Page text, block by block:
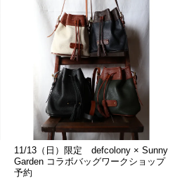
11/13（日）限定 defcolony × Sunny
Garden コラボバッグワークショップ
予約